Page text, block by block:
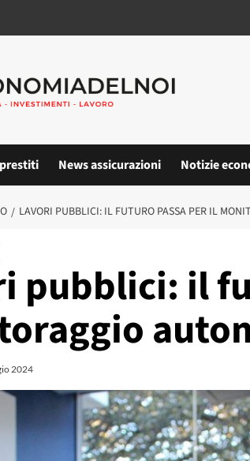
News assicurazioni Notizie
LAVORI PUBBLICI: IL FUTURO PASSA PER IL
pubblici: il
2024